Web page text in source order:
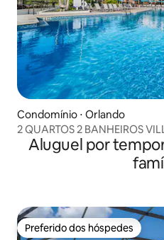
Condomínio ⋅ Orlando
2 QUARTOS 2 BANHEIROS
Aluguel por
Preferido dos hóspedes
Preferido dos hóspedes